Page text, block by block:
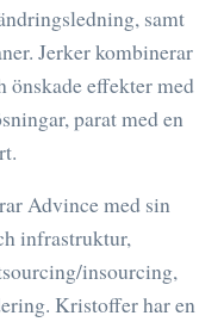
samt
Jerker kombinerar
effekter med
parat med en
Advince med sin
infrastruktur,
insourcing,
Kristoffer har en